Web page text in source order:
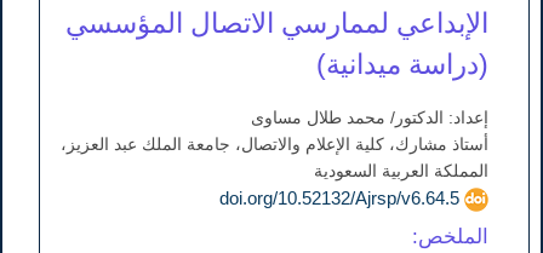
الإبداعي لممارسي الاتصال المؤسسي
(دراسة ميدانية)
إعداد: الدكتور/ محمد طلال مساوى
أستاذ مشارك، كلية الإعلام والاتصال، جامعة الملك عبد العزيز،
المملكة العربية السعودية
doi.org/10.52132/Ajrsp/v6.64.5
الملخص: